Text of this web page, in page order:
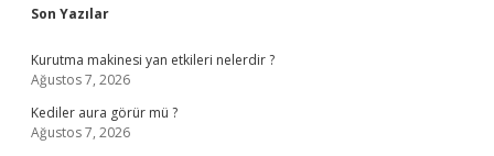
Sidebar
Son Yazılar
Kurutma makinesi yan etkileri nelerdir ?
Ağustos 7, 2026
Kediler aura görür mü ?
Ağustos 7, 2026